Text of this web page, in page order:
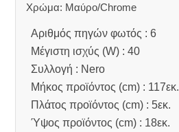
Χρώμα: Μαύρο/Chrome
Αριθμός πηγών φωτός : 6
Μέγιστη ισχύς (W) : 40
Συλλογή : Nero
Μήκος προϊόντος (cm) : 117εκ.
Πλάτος προϊόντος (cm) : 5εκ.
Ύψος προϊόντος (cm) : 18εκ.